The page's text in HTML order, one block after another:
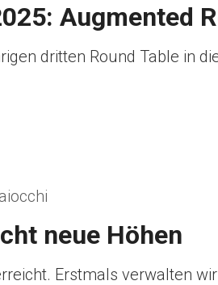
Augmented
dritten Round Table in
neue Höhen
Erstmals verwalten